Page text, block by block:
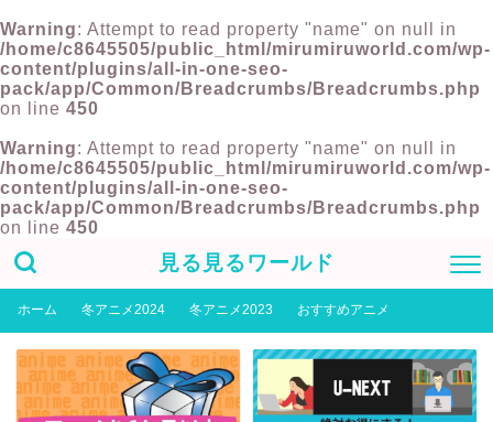
Warning: Attempt to read property "name" on null in
/home/c8645505/public_html/mirumiruworld.com/wp-
content/plugins/all-in-one-seo-
pack/app/Common/Breadcrumbs/Breadcrumbs.php
on line 450
Warning: Attempt to read property "name" on null in
/home/c8645505/public_html/mirumiruworld.com/wp-
content/plugins/all-in-one-seo-
pack/app/Common/Breadcrumbs/Breadcrumbs.php
on line 450
見る見るワールド
ホーム 冬アニメ2024 冬アニメ2023 おすすめアニメ